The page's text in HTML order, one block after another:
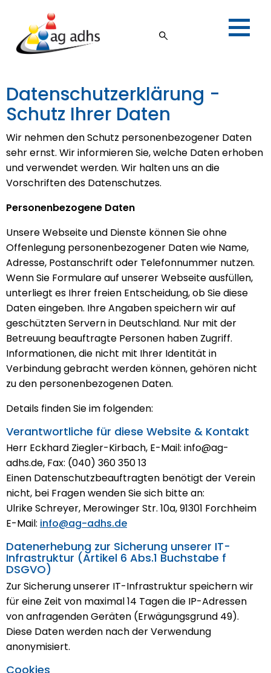
Datenschutzerklärung -
Schutz Ihrer Daten
Wir nehmen den Schutz personenbezogener Daten
sehr ernst. Wir informieren Sie, welche Daten erhoben
und verwendet werden. Wir halten uns an die
Vorschriften des Datenschutzes.
Personenbezogene Daten
Unsere Webseite und Dienste können Sie ohne
Offenlegung personenbezogener Daten wie Name,
Adresse, Postanschrift oder Telefonnummer nutzen.
Wenn Sie Formulare auf unserer Webseite ausfüllen,
unterliegt es Ihrer freien Entscheidung, ob Sie diese
Daten eingeben. Ihre Angaben speichern wir auf
geschützten Servern in Deutschland. Nur mit der
Betreuung beauftragte Personen haben Zugriff.
Informationen, die nicht mit Ihrer Identität in
Verbindung gebracht werden können, gehören nicht
zu den personenbezogenen Daten.
Details finden Sie im folgenden:
Verantwortliche für diese Website & Kontakt
Herr Eckhard Ziegler-Kirbach, E-Mail: info@ag-
adhs.de, Fax: (040) 360 350 13
Einen Datenschutzbeauftragten benötigt der Verein
nicht, bei Fragen wenden Sie sich bitte an:
Ulrike Schreyer, Merowinger Str. 10a, 91301 Forchheim
E-Mail: info@ag-adhs.de
Datenerhebung zur Sicherung unserer IT-
Infrastruktur (Artikel 6 Abs.1 Buchstabe f
DSGVO)
Zur Sicherung unserer IT-Infrastruktur speichern wir
für eine Zeit von maximal 14 Tagen die IP-Adressen
von anfragenden Geräten (Erwägungsgrund 49).
Diese Daten werden nach der Verwendung
anonymisiert.
Cookies